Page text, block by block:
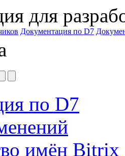
для
Документация по D7
по D7
имён Bitrix